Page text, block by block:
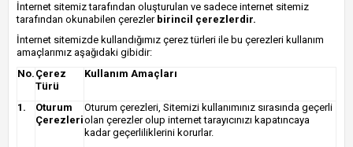
İnternet sitemiz tarafından oluşturulan ve sadece internet sitemiz
tarafından okunabilen çerezler birincil çerezlerdir.
İnternet sitemizde kullandığımız çerez türleri ile bu çerezleri kullanım
amaçlarımız aşağıdaki gibidir:
No. Çerez
Türü
Kullanım Amaçları
1.
Oturum
Çerezleri
Oturum çerezleri, Sitemizi kullanımınız sırasında geçerli
olan çerezler olup internet tarayıcınızı kapatıncaya
kadar geçerliliklerini korurlar.